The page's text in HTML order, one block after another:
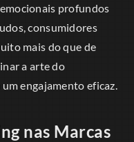
profundos
consumidores
mais do que de
a arte do
engajamento eficaz.
nas Marcas